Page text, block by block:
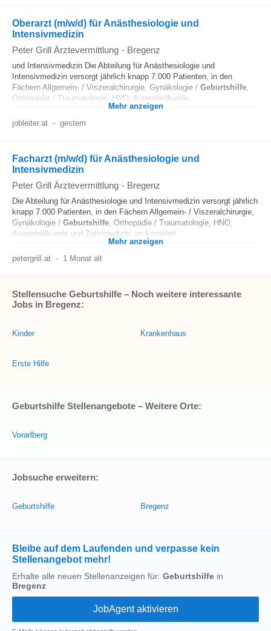
Oberarzt (m/w/d) für Anästhesiologie und
Intensivmedizin
Peter Grill Ärztevermittlung - Bregenz
und Intensivmedizin Die Abteilung für Anästhesiologie und
Intensivmedizin versorgt jährlich knapp 7.000 Patienten, in den
Fächern Allgemein- / Viszeralchirurgie, Gynäkologie / Geburtshilfe,
Orthopädie / Traumatologie, HNO, Augenheilkunde......
Mehr anzeigen
jobleiter.at - gestern
Facharzt (m/w/d) für Anästhesiologie und
Intensivmedizin
Peter Grill Ärztevermittlung - Bregenz
Die Abteilung für Anästhesiologie und Intensivmedizin versorgt jährlich
knapp 7.000 Patienten, in den Fächern Allgemein- / Viszeralchirurgie,
Gynäkologie / Geburtshilfe, Orthopädie / Traumatologie, HNO,
Augenheilkunde und Zahnmedizin, im komplett...
Mehr anzeigen
petergrill.at - 1 Monat alt
Stellensuche Geburtshilfe – Noch weitere interessante
Jobs in Bregenz:
Kinder
Erste Hilfe
Krankenhaus
Geburtshilfe Stellenangebote – Weitere Orte:
Vorarlberg
Jobsuche erweitern:
Geburtshilfe Bregenz
Bleibe auf dem Laufenden und verpasse kein
Stellenangebot mehr!
Erhalte alle neuen Stellenanzeigen für: Geburtshilfe in
Bregenz